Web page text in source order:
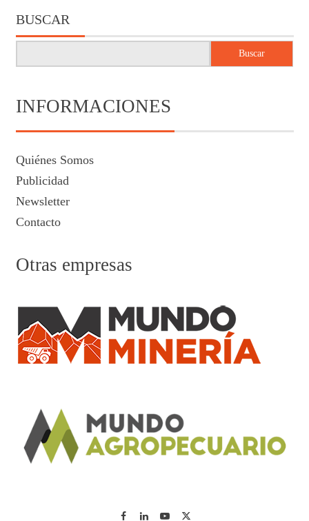
BUSCAR
Buscar
INFORMACIONES
Quiénes Somos
Publicidad
Newsletter
Contacto
Otras empresas